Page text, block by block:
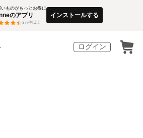
いものがもっとお得に
のアプリ
3万件以上
インストールする
ログイン